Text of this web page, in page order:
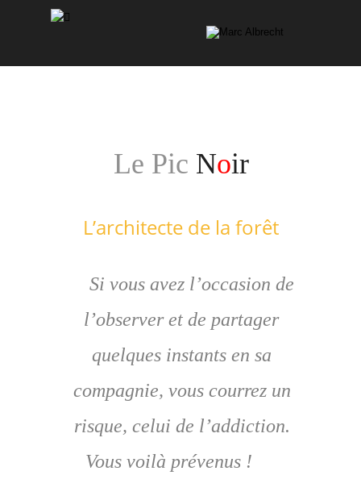
Le Pic Noir
L’architecte de la forêt
Si vous avez l’occasion de
l’observer et de partager
quelques instants en sa
compagnie, vous courrez un
risque, celui de l’addiction.
Vous voilà prévenus !